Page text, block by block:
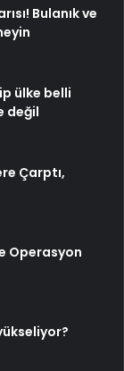
Bulanık ve
ülke belli
değil
Çarptı,
Operasyon